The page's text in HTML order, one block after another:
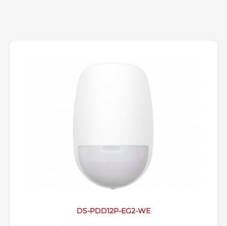
DS-PDD12P-EG2-WE